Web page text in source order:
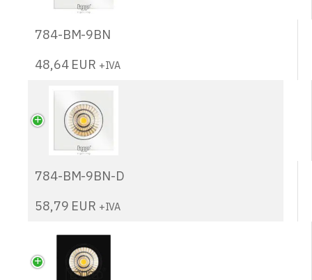
784-BM-9BN
48,64 EUR +IVA
784-BM-9BN-D
58,79 EUR +IVA